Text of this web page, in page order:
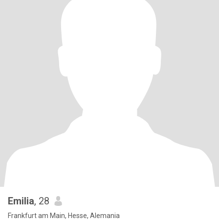
Emilia, 28
Frankfurt am Main, Hesse, Alemania